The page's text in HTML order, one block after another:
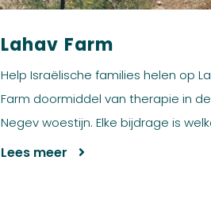
Lahav Farm
Help Israëlische families helen op
Farm doormiddel van therapie in de
Negev woestijn. Elke bijdrage is
Lees meer